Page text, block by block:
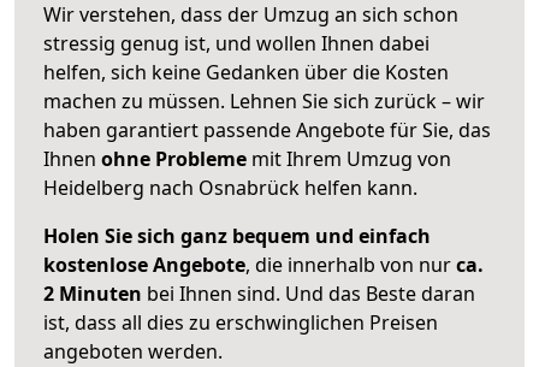
Wir verstehen, dass der Umzug an sich schon
stressig genug ist, und wollen Ihnen dabei
helfen, sich keine Gedanken über die Kosten
machen zu müssen. Lehnen Sie sich zurück – wir
haben garantiert passende Angebote für Sie, das
Ihnen ohne Probleme mit Ihrem Umzug von
Heidelberg nach Osnabrück helfen kann.
Holen Sie sich ganz bequem und einfach
kostenlose Angebote, die innerhalb von nurca.
2 Minuten bei Ihnen sind. Und das Beste daran
ist, dass all dies zu erschwinglichen Preisen
angeboten werden.